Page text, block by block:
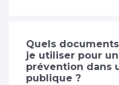
Quels
je utiliser pour
prévention dans
publique ?